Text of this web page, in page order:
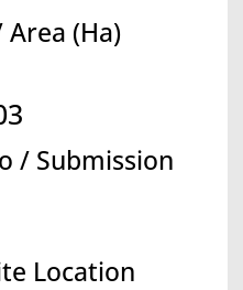
(Ha)
/ Submission
Location